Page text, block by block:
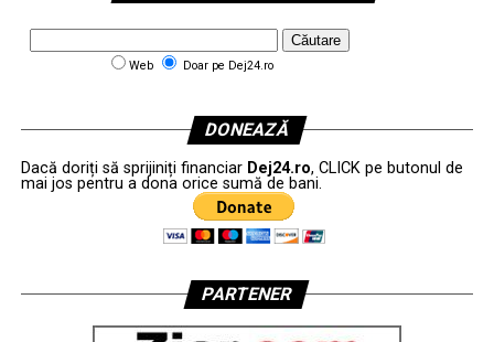
Web Doar pe Dej24.ro
DONEAZĂ
Dacă doriți să sprijiniți financiar Dej24.ro, CLICK pe butonul de
mai jos pentru a dona orice sumă de bani.
PARTENER